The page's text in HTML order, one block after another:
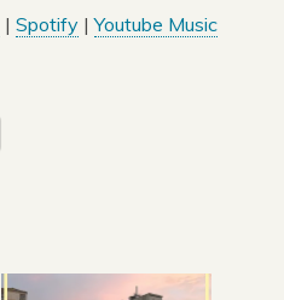
| Spotify |Youtube Music